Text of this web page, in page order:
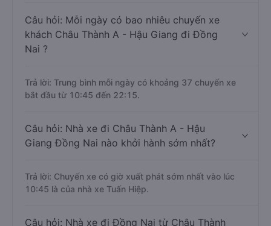
Câu hỏi: Mỗi ngày có bao nhiêu chuyến xe
khách Châu Thành A - Hậu Giang đi Đồng
Nai ?
Trả lời: Trung bình mỗi ngày có khoảng 37 chuyến xe
bắt đầu từ 10:45 đến 22:15.
Câu hỏi: Nhà xe đi Châu Thành A - Hậu
Giang Đồng Nai nào khởi hành sớm nhất?
Trả lời: Chuyến xe có giờ xuất phát sớm nhất vào lúc
10:45 là của nhà xe Tuấn Hiệp.
Câu hỏi: Nhà xe đi Đồng Nai từ Châu Thành